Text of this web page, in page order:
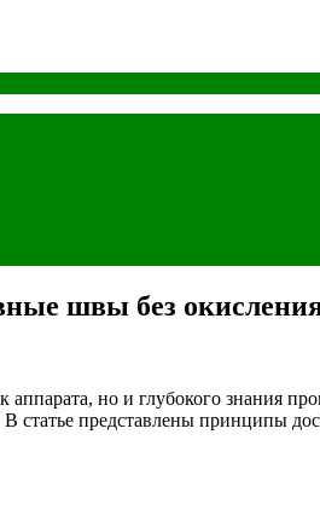
швы без
но и глубокого знания
статье представлены принципы